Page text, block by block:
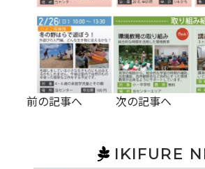
前の記事へ 次の記事へ
IKIFURE